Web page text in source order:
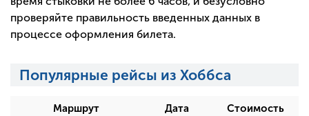
проверяйте правильность введенных данных в
процессе оформления билета.
Популярные рейсы из Хоббса
Маршрут Дата Стоимость